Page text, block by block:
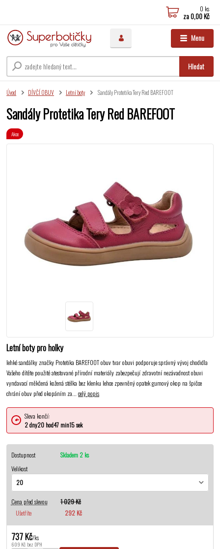
Menu
Hledat
0 ks
za0,00 Kč
Úvod DÍVČÍ OBUV Letní boty Sandály Protetika Tery Red BAREFOOT
Sandály Protetika Tery Red BAREFOOT
Akce
Letní boty pro holky
lehké sandálky značky Protetika BAREFOOT obuv tvar obuvi podporuje správný vývoj chodidla
Vašeho dítěte použité atestované přírodní materiály zabezpečují zdravotní nezávadnost obuvi
vyndavací měkčená kožená stélka bez klenku lehce zpevněný opatek gumový okop na špičce
chrání obuv před okopáním za...celý popis
Sleva končí:
2dny20hod47min15sek
Dostupnost
Skladem 2 ks
Velikost
Cena před slevou
1 029 Kč
Ušetříte
292 Kč
737 Kč/ks
609 Kč bez DPH